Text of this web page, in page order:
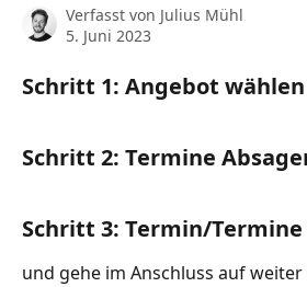
Verfasst von Julius Mühl
5. Juni 2023
Schritt 1: Angebot wählen
Schritt 2: Termine
Schritt 3: Termin/Termine
und gehe im Anschluss auf weiter